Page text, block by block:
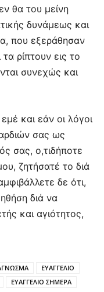
θα του μείνη
δυνάμεως και
που εξεράθησαν
ρίπτουν εις το
συνεχώς και
και εάν οι λόγοι
σας ως
σας, ο,τιδήποτε
ζητήσατέ το διά
δε ότι,
διά να
και αγιότητος,
ΕΥΑΓΓΕΛΙΟ
ΕΥΑΓΓΕΛΙΟ ΣΗΜΕΡΑ